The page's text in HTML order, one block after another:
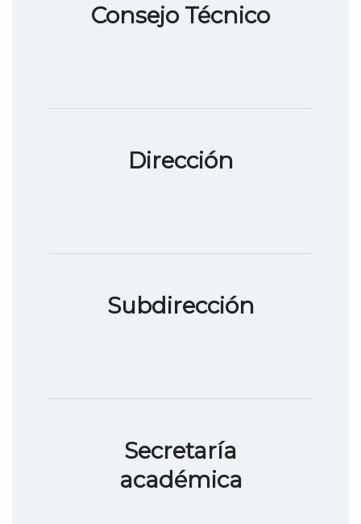
Consejo Técnico
Dirección
Subdirección
Secretaría
académica